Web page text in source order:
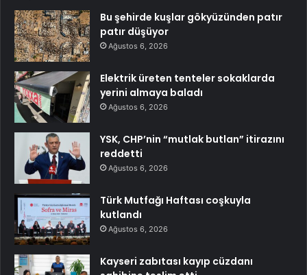
Bu şehirde kuşlar gökyüzünden patır
patır düşüyor
Ağustos 6, 2026
Elektrik üreten tenteler sokaklarda
yerini almaya baladı
Ağustos 6, 2026
YSK, CHP’nin “mutlak butlan” itirazını
reddetti
Ağustos 6, 2026
Türk Mutfağı Haftası coşkuyla
kutlandı
Ağustos 6, 2026
Kayseri zabıtası kayıp cüzdanı